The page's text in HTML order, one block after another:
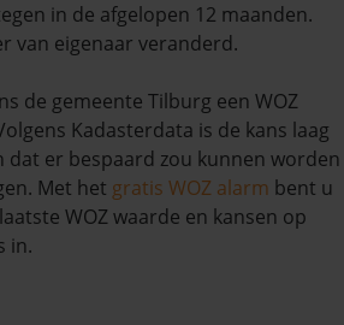
in de afgelopen 12 maanden.
van eigenaar veranderd.
de gemeente Tilburg een WOZ
Kadasterdata is de kans laag
dat er bespaard zou kunnen worden
Met het gratis WOZ alarm bent u
WOZ waarde en kansen op
in.